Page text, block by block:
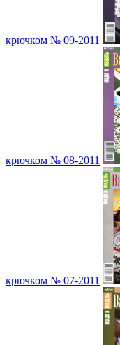
крючком № 09-2011
крючком № 08-2011
крючком № 07-2011